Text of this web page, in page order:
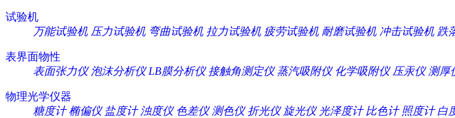
试验机
万能试验机 压力试验机 弯曲试验机 拉力试验机 疲劳试验机 耐磨试验机 冲击试验机 跌
表界面物性
表面张力仪 泡沫分析仪 LB膜分析仪 接触角测定仪 蒸汽吸附仪 化学吸附仪 压汞仪 测厚
物理光学仪器
糖度计 椭偏仪 盐度计 浊度仪 色差仪 测色仪 折光仪 旋光仪 光泽度计 比色计 照度计 白